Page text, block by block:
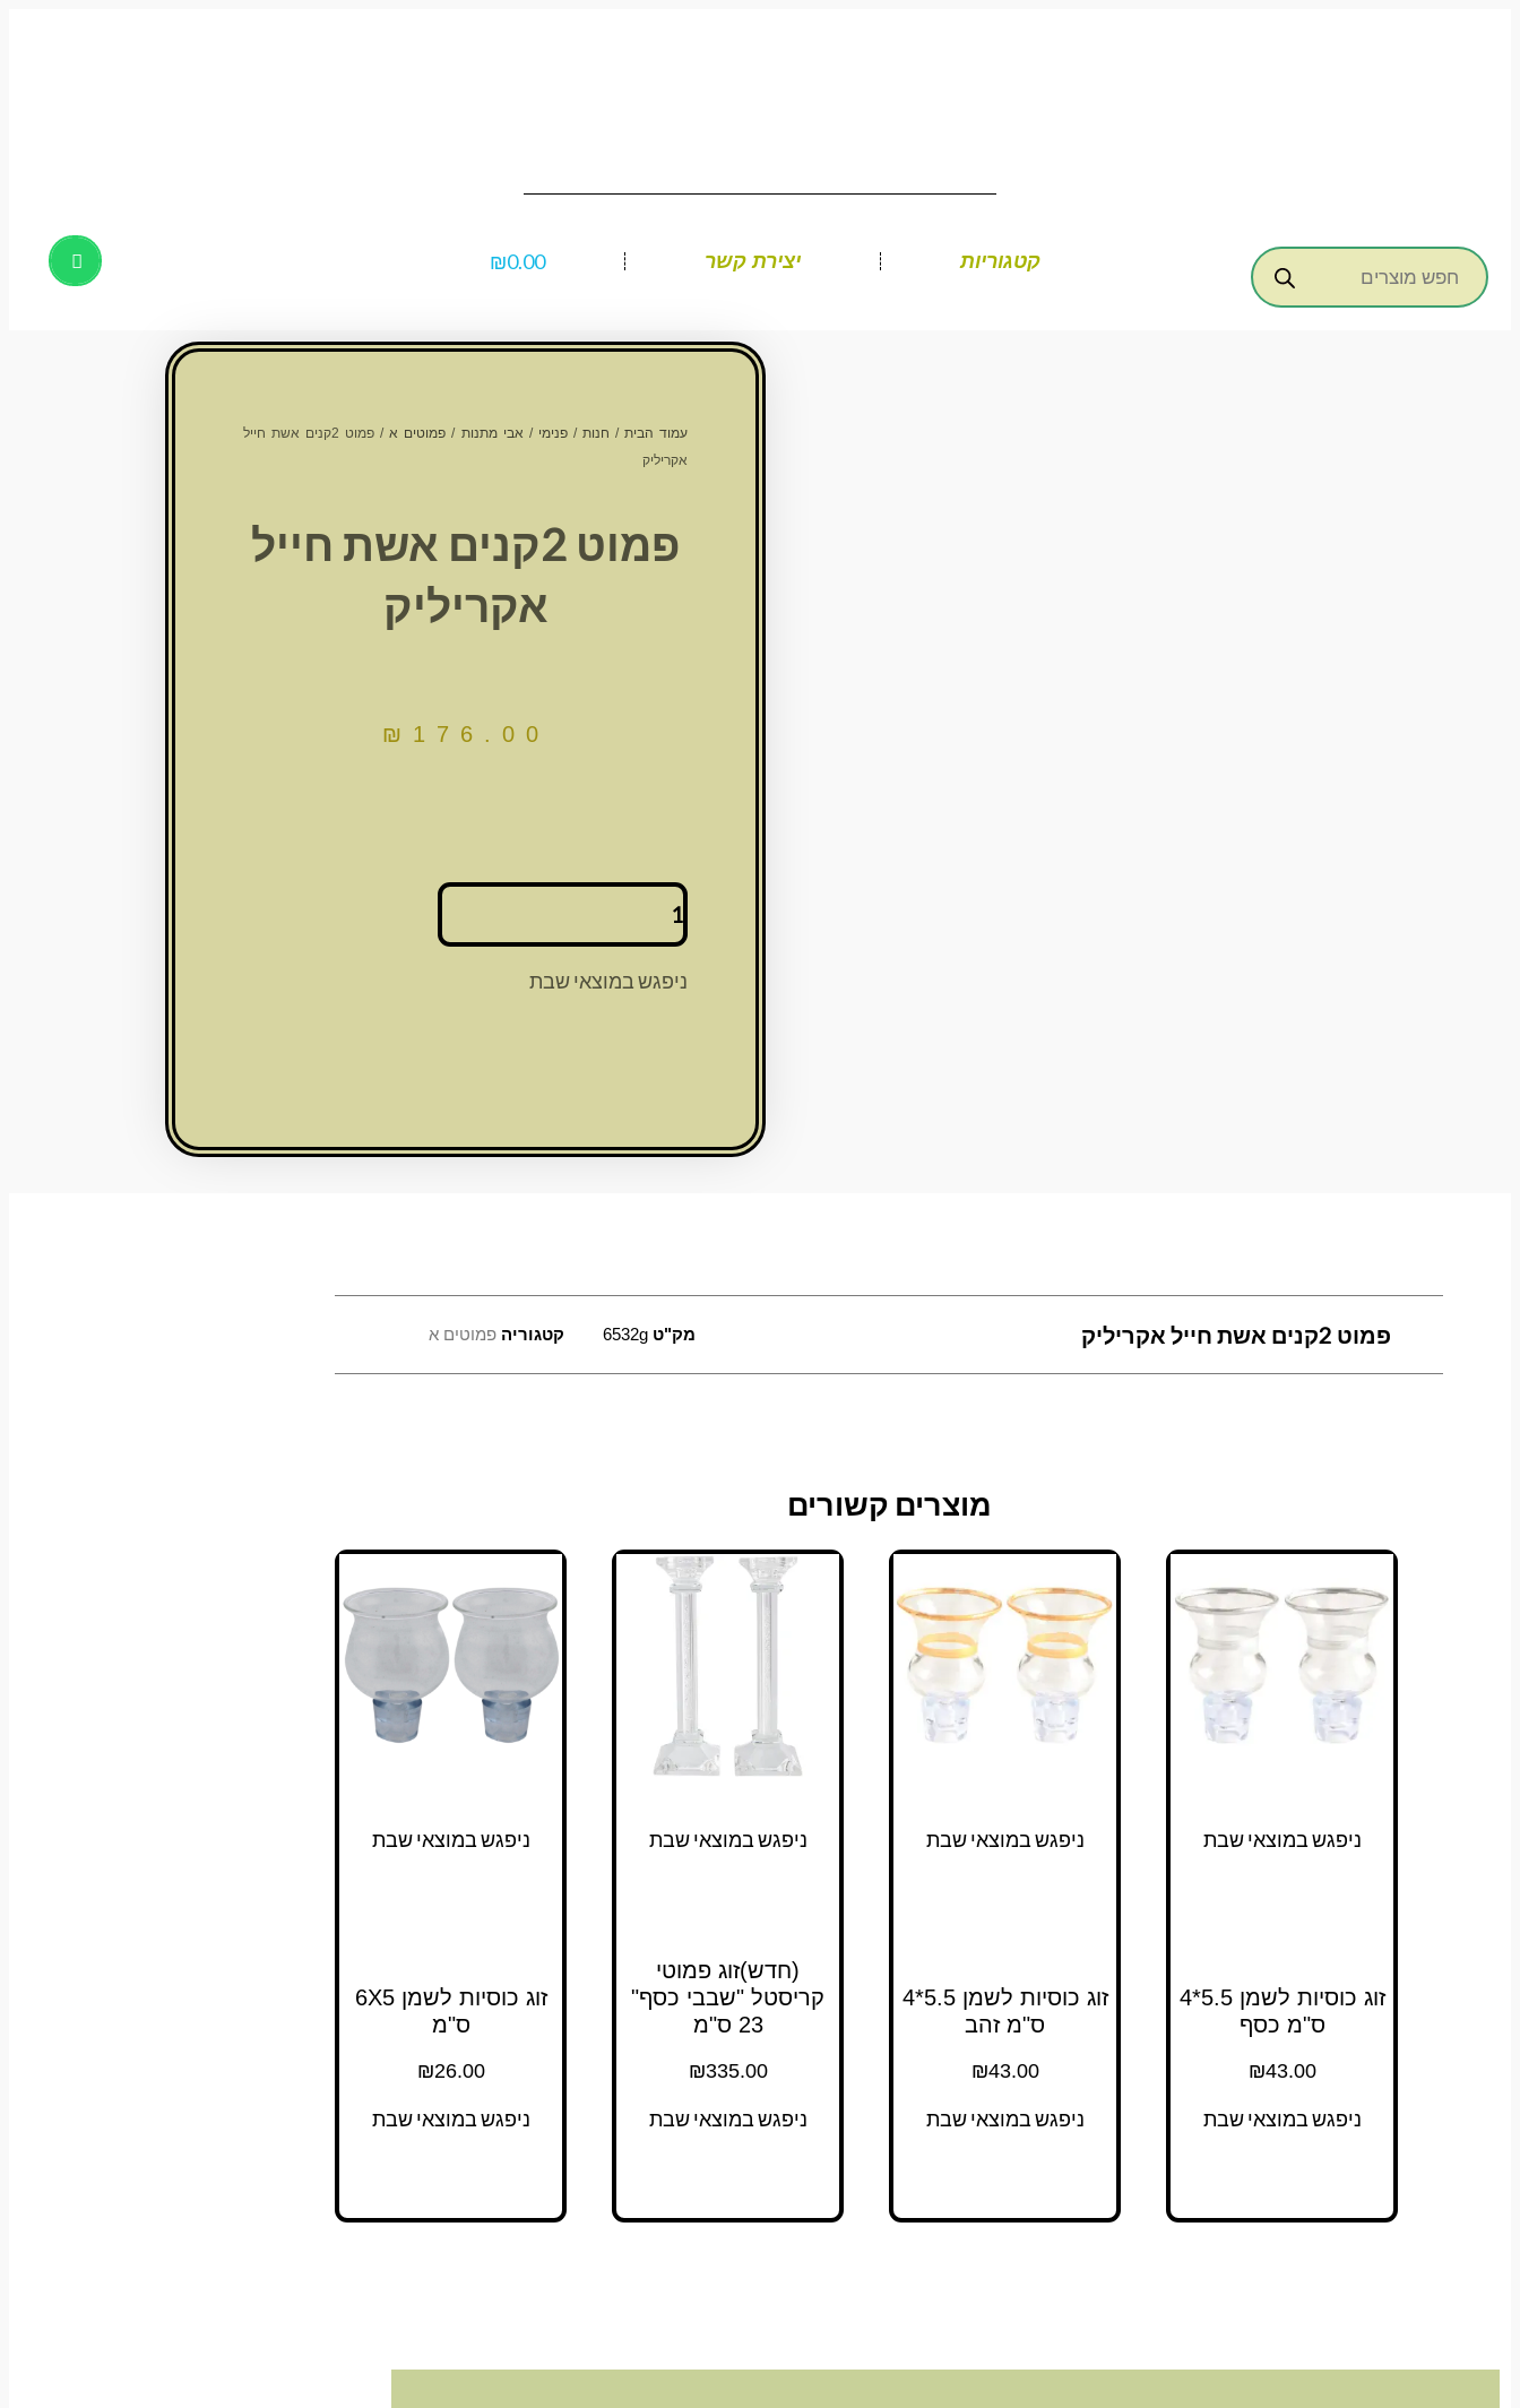
Products
search
קטגוריות יצירת קשר ₪0.00
עמוד הבית / חנות /פנימי / אבי מתנות / פמוטים א
/ פמוט 2קנים אשת חייל
אקריליק
פמוט 2קנים אשת חייל
אקריליק
₪ 176.00
כמות
של
פמוט
2קנים
ניפגש במוצאי שבת
פמוט 2קנים אשת חייל אקריליק מק"ט 6532g קטגוריה פמוטים א
מוצרים קשורים
ניפגש במוצאי שבת
זוג כוסיות לשמן 5.5*4
ס"מ כסף
₪43.00
ניפגש במוצאי שבת
ניפגש במוצאי שבת
זוג כוסיות לשמן 5.5*4
ס"מ זהב
₪43.00
ניפגש במוצאי שבת
ניפגש במוצאי שבת
(חדש)זוג פמוטי
קריסטל "שבבי כסף"
23 ס"מ
₪335.00
ניפגש במוצאי שבת
ניפגש במוצאי שבת
זוג כוסיות לשמן 6X5
ס"מ
₪26.00
ניפגש במוצאי שבת